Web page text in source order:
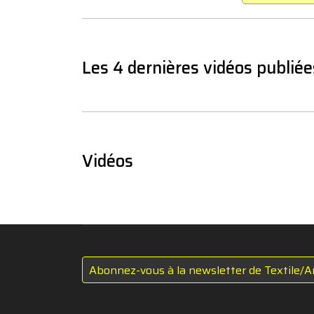
Les 4 dernières vidéos
Vidéos
Abonnez-vous à la newsletter de Textile/